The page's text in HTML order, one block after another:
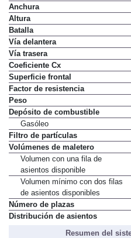
Anchura
Altura
Batalla
Vía delantera
Vía trasera
Coeficiente Cx
Superficie frontal
Factor de resistencia
Peso
Depósito de combustible
Gasóleo
Filtro de partículas
Volúmenes de maletero
Volumen con una fila de
asientos disponible
Volumen mínimo con dos filas
de asientos disponibles
Número de plazas
Distribución de asientos
Resumen del